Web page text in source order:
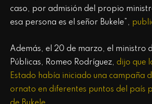
caso, por admisión del propio
esa persona es el señor Bukele”,
Además, el 20 de marzo, el ministro
Públicas, Romeo Rodríguez, dijo que
Estado había iniciado una campaña
ornato en diferentes puntos del país